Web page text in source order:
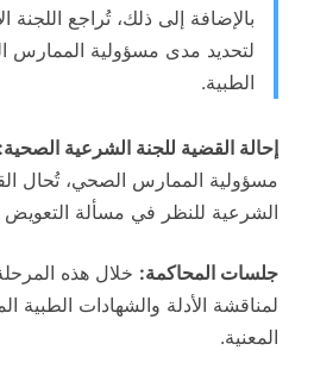
بالإضافة إلى ذلك، تُراجع اللجنة
لتحديد مدى مسؤولية الممارس
الطبية.
إحالة القضية للجنة الشرعية الصحية:
مسؤولية الممارس الصحي، تُحال
الشرعية للنظر في مسألة التعويض
جلسات المحاكمة: خلال هذه
لمناقشة الأدلة والشهادات الطبية
المعنية.